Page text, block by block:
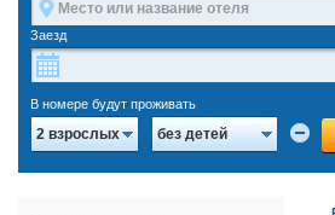
Заезд
В номере будут проживать
2 взрослых без детей